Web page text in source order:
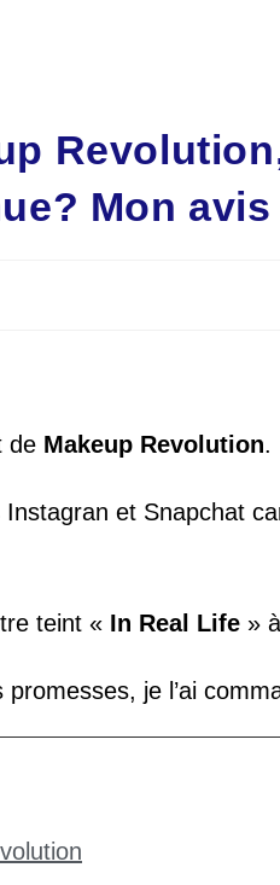
Mon avis
de Makeup Revolution.
et Snapchat
teint « In Real Life »
je l’ai